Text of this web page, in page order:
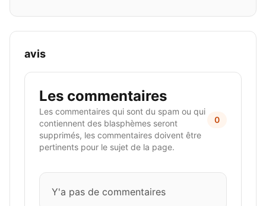
avis
Les commentaires
Les commentaires qui sont du spam ou qui
contiennent des blasphèmes seront
supprimés, les commentaires doivent être
pertinents pour le sujet de la page.
0
Y'a pas de commentaires